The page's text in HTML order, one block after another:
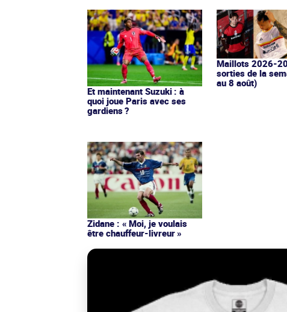
Et maintenant Suzuki : à
quoi joue Paris avec ses
gardiens ?
Maillots 2026-
sorties de la
au 8 août)
Zidane : « Moi, je voulais
être chauffeur-livreur »